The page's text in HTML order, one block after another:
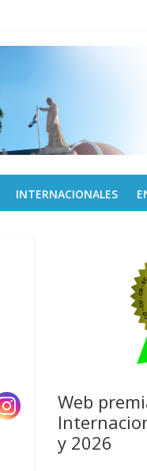
INTERNACIONALES
Web
y 2026